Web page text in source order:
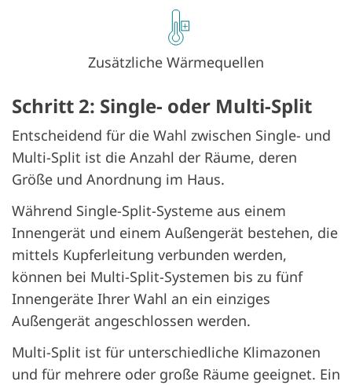
Zusätzliche Wärmequellen
Schritt 2: Single- oder Multi-Split
Entscheidend für die Wahl zwischen Single- und
Multi-Split ist die Anzahl der Räume, deren
Größe und Anordnung im Haus.
Während Single-Split-Systeme aus einem
Innengerät und einem Außengerät bestehen, die
mittels Kupferleitung verbunden werden,
können bei Multi-Split-Systemen bis zu fünf
Innengeräte Ihrer Wahl an ein einziges
Außengerät angeschlossen werden.
Multi-Split ist für unterschiedliche Klimazonen
und für mehrere oder große Räume geeignet. Ein